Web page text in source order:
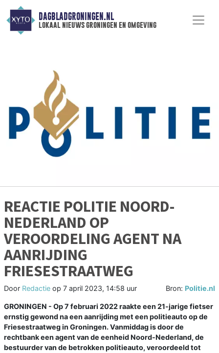
DAGBLADGRONINGEN.NL
lokaal nieuws groningen en omgeving
REACTIE POLITIE NOORD-
NEDERLAND OP
VEROORDELING AGENT NA
AANRIJDING
FRIESESTRAATWEG
Door Redactie op 7 april 2023, 14:58 uur Bron: Politie.nl
GRONINGEN - Op 7 februari 2022 raakte een 21-jarige fietser
ernstig gewond na een aanrijding met een politieauto op de
Friesestraatweg in Groningen. Vanmiddag is door de
rechtbank een agent van de eenheid Noord-Nederland, de
bestuurder van de betrokken politieauto, veroordeeld tot